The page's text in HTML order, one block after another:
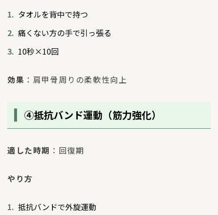
タオルを背中で持つ
痛くない方の手で引っ張る
10秒×10回
効果 ：肩甲骨周りの柔軟性向上
④抵抗バンド運動（筋力強化）
適した時期 ：回復期
やり方
抵抗バンドで外旋運動